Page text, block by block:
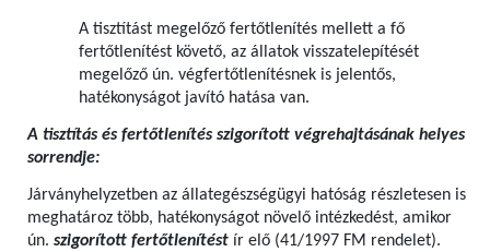
A tisztítást megelőző fertőtlenítés mellett a fő
fertőtlenítést követő, az állatok visszatelepítését
megelőző ún. végfertőtlenítésnek is jelentős,
hatékonyságot javító hatása van.
A tisztítás és fertőtlenítés szigorított végrehajtásának helyes
sorrendje:
Járványhelyzetben az állategészségügyi hatóság részletesen is
meghatároz több, hatékonyságot növelő intézkedést, amikor
ún. szigorított fertőtlenítést ír elő (41/1997 FM rendelet).